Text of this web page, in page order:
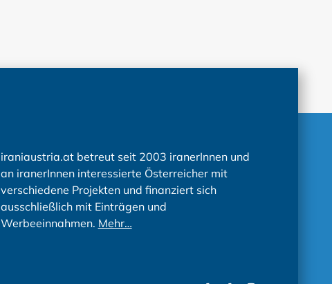
iraniaustria.at betreut seit 2003 iranerInnen und
an iranerInnen interessierte Österreicher mit
verschiedene Projekten und finanziert sich
ausschließlich mit Einträgen und
Werbeeinnahmen. Mehr…